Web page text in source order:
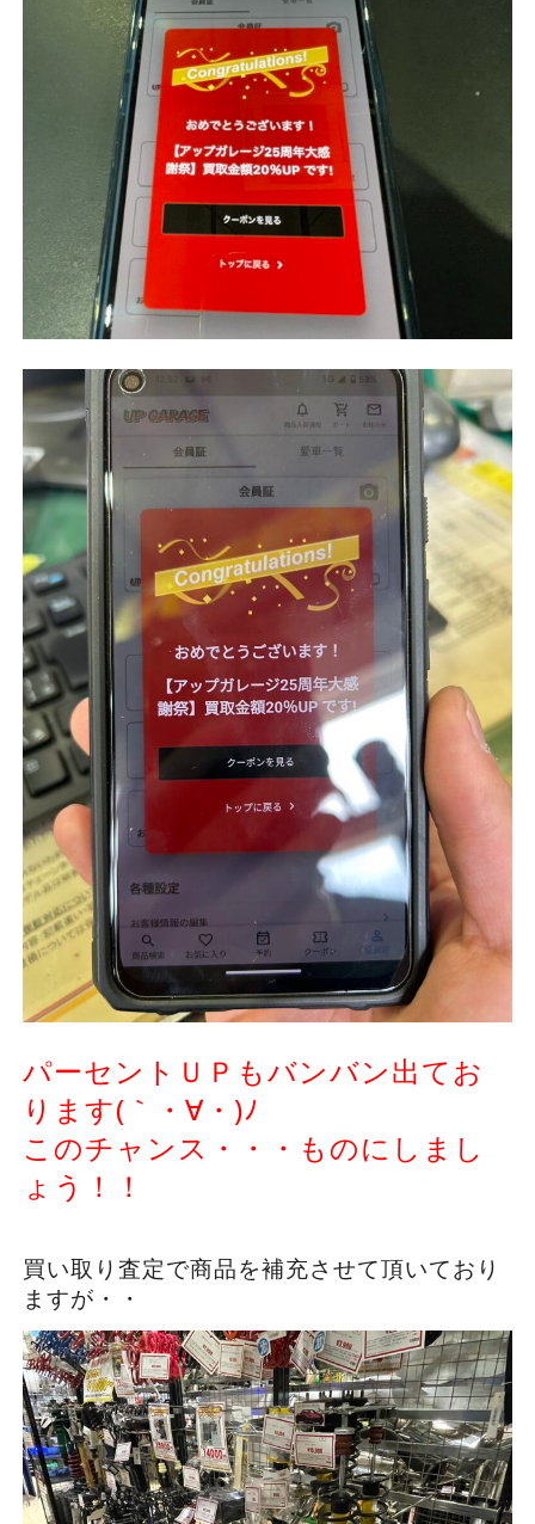
パーセントＵＰもバンバン出てお
ります(｀・∀・)ﾉ
このチャンス・・・ものにしまし
ょう！！
買い取り査定で商品を補充させて頂いており
ますが・・